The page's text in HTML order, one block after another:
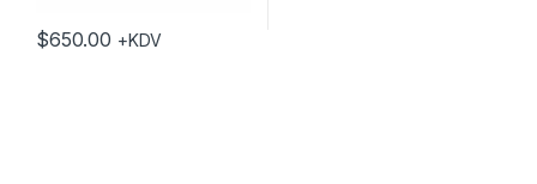
$650.00 +KDV